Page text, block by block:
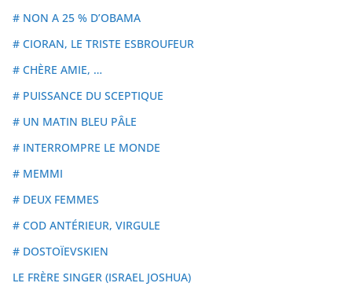
# NON A 25 % D’OBAMA
# CIORAN, LE TRISTE ESBROUFEUR
# CHÈRE AMIE, …
# PUISSANCE DU SCEPTIQUE
# UN MATIN BLEU PÂLE
# INTERROMPRE LE MONDE
# MEMMI
# DEUX FEMMES
# COD ANTÉRIEUR, VIRGULE
# DOSTOÏEVSKIEN
LE FRÈRE SINGER (ISRAEL JOSHUA)